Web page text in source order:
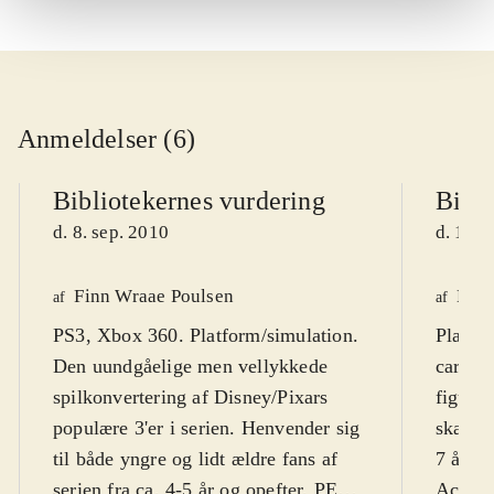
Anmeldelser (6)
Bibliotekernes vurdering
d. 8. sep. 2010
af Finn Wraae Poulsen
PS3, Xbox 360. Platform/simulation.
Den uundgåelige men vellykkede
spilkonvertering af Disney/Pixars
populære 3'er i serien. Henvender sig
til både yngre og lidt ældre fans af
d. 16.
af
7 år.